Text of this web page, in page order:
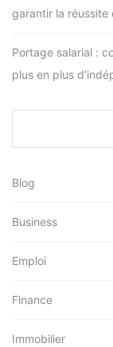
garantir la réussite
Portage salarial :
plus en plus
Blog
Business
Emploi
Finance
Immobilier